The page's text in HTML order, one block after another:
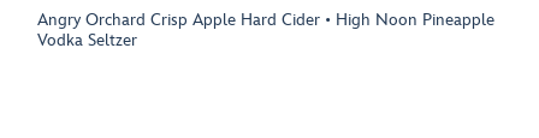
Angry Orchard Crisp Apple Hard Cider • High Noon Pineapple
Vodka Seltzer